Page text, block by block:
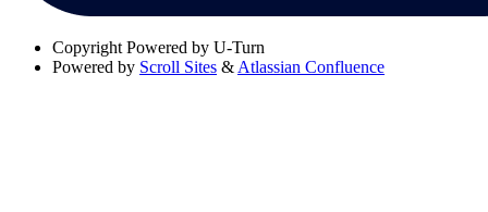
Copyright Powered by U-Turn
Powered by Scroll Sites & Atlassian Confluence